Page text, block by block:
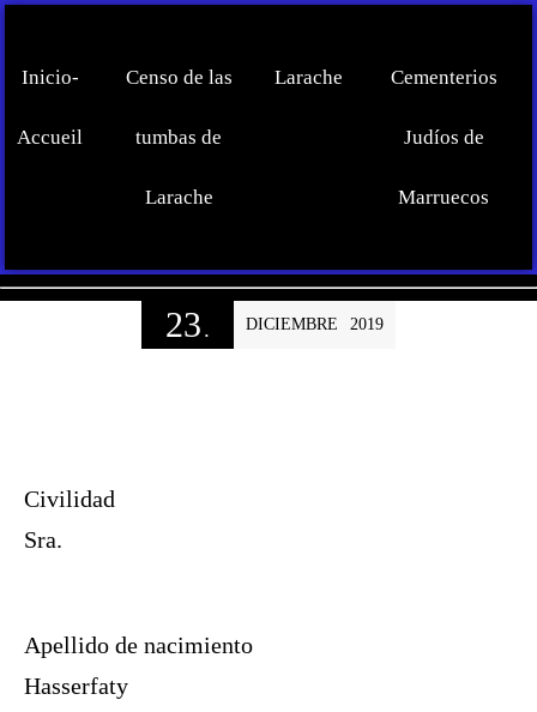
Inicio-
Accueil
Censo de las
tumbas de
Larache
Larache Cementerios
Judíos de
Marruecos
23. DICIEMBRE 2019
Civilidad
Sra.
Apellido de nacimiento
Hasserfaty